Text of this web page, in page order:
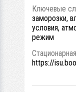
Ключевые
заморозки,
условия,
режим
https://